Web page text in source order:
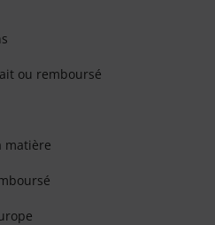
ou remboursé
matière